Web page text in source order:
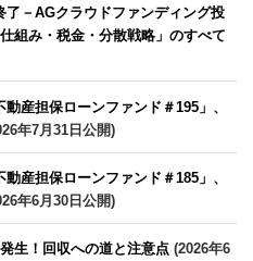
－AGクラウドファンディング投
組み・税金・分散戦略」のすべて
産担保ローンファンド＃195」、
年7月31日公開)
産担保ローンファンド＃185」、
年6月30日公開)
生！回収への道と注意点 (2026年6